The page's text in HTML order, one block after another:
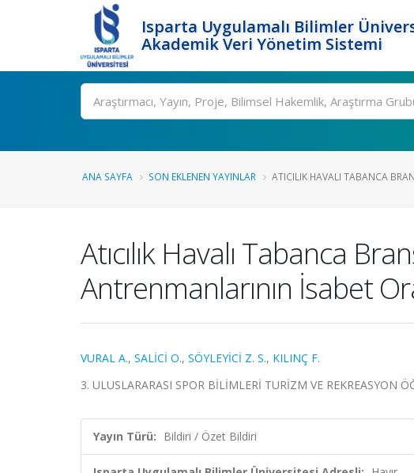
Isparta Uygulamalı Bilimler
Akademik Veri Yönetim Sistemi
Ara
ANA SAYFA SON EKLENEN YAYINLAR ATICILIK HAVALI TABANCA
Atıcılık Havalı Tabanca
Antrenmanlarının İsabet
VURAL A., SALİCİ O., SÖYLEYİCİ Z. S., KILINÇ F.
3. ULUSLARARASI SPOR BİLİMLERİ TURİZM VE REKREASYON
Yayın Türü: Bildiri / Özet Bildiri